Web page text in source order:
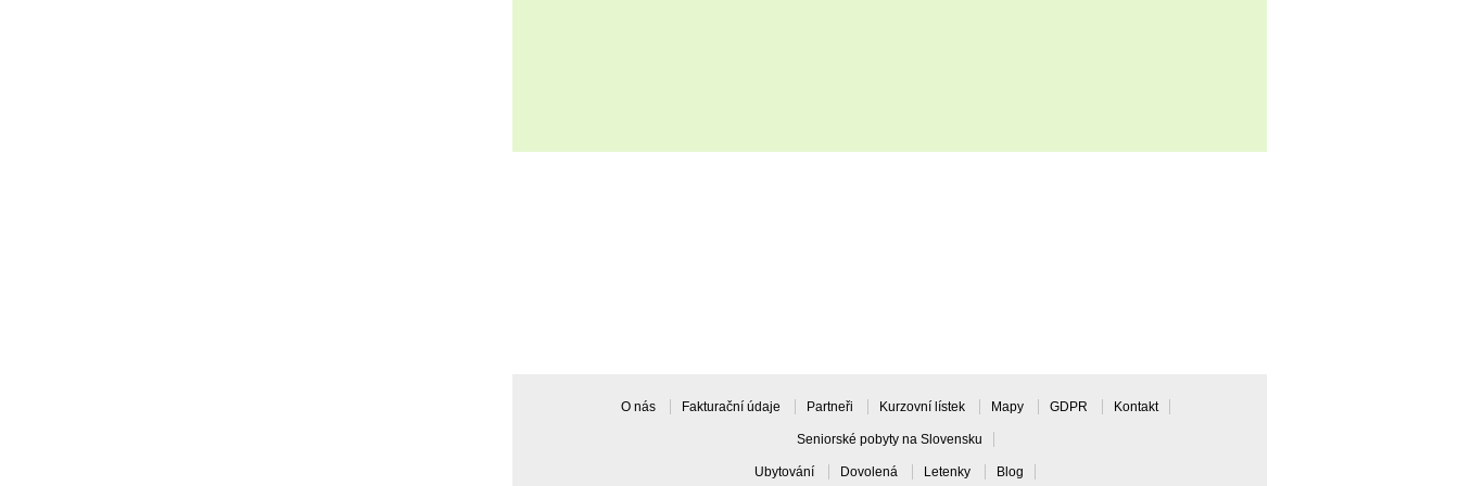
O nás Fakturační údaje Partneři Kurzovní lístek Mapy GDPR Kontakt
Seniorské pobyty na Slovensku
Ubytování Dovolená Letenky Blog